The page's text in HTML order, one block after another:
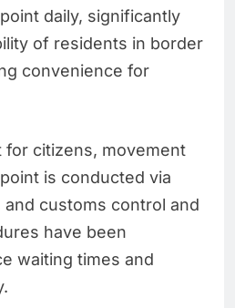
daily, significantly
of residents in border
convenience for
citizens, movement
is conducted via
customs control and
have been
waiting times and